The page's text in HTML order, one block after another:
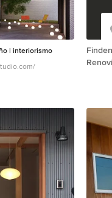
| interiorismo